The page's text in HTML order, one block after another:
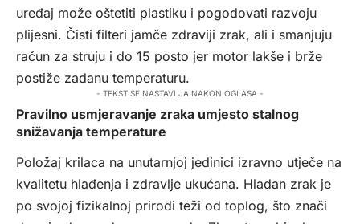
uređaj može oštetiti plastiku i pogodovati razvoju
plijesni. Čisti filteri jamče zdraviji zrak, ali i smanjuju
račun za struju i do 15 posto jer motor lakše i brže
postiže zadanu temperaturu.
- TEKST SE NASTAVLJA NAKON OGLASA -
Pravilno usmjeravanje zraka umjesto stalnog
snižavanja temperature
Položaj krilaca na unutarnjoj jedinici izravno utječe na
kvalitetu hlađenja i zdravlje ukućana. Hladan zrak je
po svojoj fizikalnoj prirodi teži od toplog, što znači